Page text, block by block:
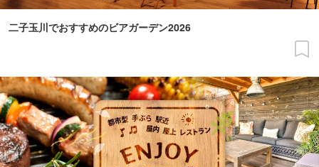
二子玉川でおすすめのビアガーデン2026